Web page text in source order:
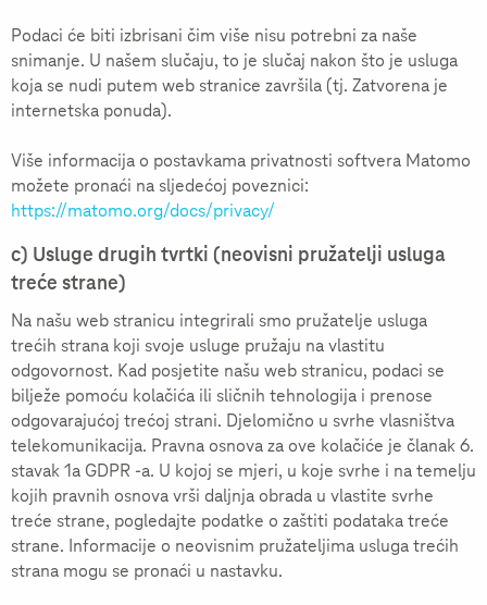
Podaci će biti izbrisani čim više nisu potrebni za naše
snimanje. U našem slučaju, to je slučaj nakon što je usluga
koja se nudi putem web stranice završila (tj. Zatvorena je
internetska ponuda).
Više informacija o postavkama privatnosti softvera Matomo
možete pronaći na sljedećoj poveznici:
https://matomo.org/docs/privacy/
c) Usluge drugih tvrtki (neovisni pružatelji usluga
treće strane)
Na našu web stranicu integrirali smo pružatelje usluga
trećih strana koji svoje usluge pružaju na vlastitu
odgovornost. Kad posjetite našu web stranicu, podaci se
bilježe pomoću kolačića ili sličnih tehnologija i prenose
odgovarajućoj trećoj strani. Djelomično u svrhe vlasništva
telekomunikacija. Pravna osnova za ove kolačiće je članak 6.
stavak 1a GDPR -a. U kojoj se mjeri, u koje svrhe i na temelju
kojih pravnih osnova vrši daljnja obrada u vlastite svrhe
treće strane, pogledajte podatke o zaštiti podataka treće
strane. Informacije o neovisnim pružateljima usluga trećih
strana mogu se pronaći u nastavku.